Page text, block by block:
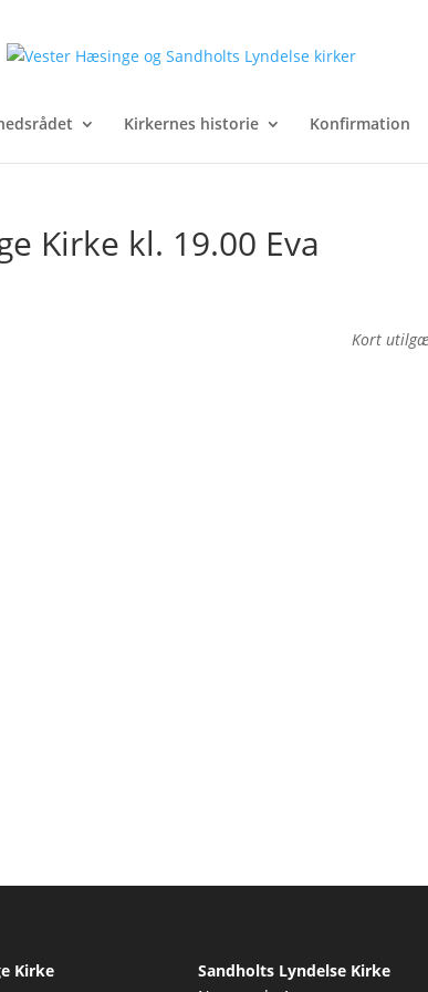
Kirkernes historie Konfirmation
Kirke kl. 19.00 Eva
Kort
Kirke
Sandholts Lyndelse Kirke